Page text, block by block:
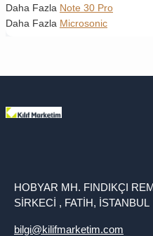
Daha Fazla Note 30 Pro
Daha Fazla Microsonic
HOBYAR MH. FINDIKÇI
SİRKECİ , FATİH, İSTANBUL
bilgi@kilifmarketim.com